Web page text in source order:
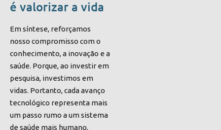
é valorizar a vida
Em síntese, reforçamos
nosso compromisso com o
conhecimento, a inovação e a
saúde. Porque, ao investir em
pesquisa, investimos em
vidas. Portanto, cada avanço
tecnológico representa mais
um passo rumo a um sistema
de saúde mais humano,